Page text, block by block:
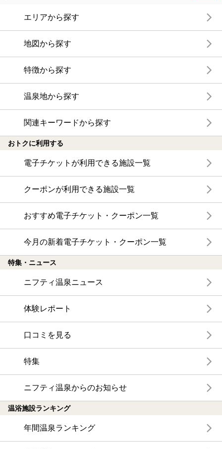
エリアから探す
地図から探す
特徴から探す
温泉地から探す
関連キーワードから探す
おトクに利用する
電子チケットが利用できる施設一覧
クーポンが利用できる施設一覧
おすすめ電子チケット・クーポン一覧
今月の新着電子チケット・クーポン一覧
特集・ニュース
ニフティ温泉ニュース
体験レポート
口コミを見る
特集
ニフティ温泉からのお知らせ
温浴施設ランキング
年間温泉ランキング